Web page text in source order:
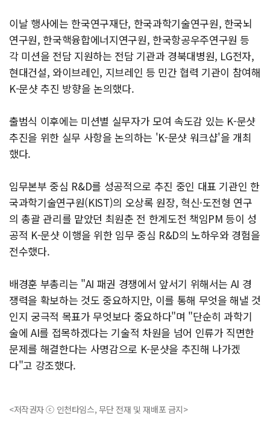
이날 행사에는 한국연구재단, 한국과학기술연구원, 한국뇌
연구원, 한국핵융합에너지연구원, 한국항공우주연구원 등
각 미션을 전담 지원하는 전담 기관과 경북대병원, LG전자,
현대건설, 와이브레인, 지브레인 등 민간 협력 기관이 참여해
K-문샷 추진 방향을 논의했다.
출범식 이후에는 미션별 실무자가 모여 속도감 있는 K-문샷
추진을 위한 실무 사항을 논의하는 'K-문샷 워크샵'을 개최
했다.
임무본부 중심 R&D를 성공적으로 추진 중인 대표 기관인 한
국과학기술연구원(KIST)의 오상록 원장, 혁신·도전형 연구
의 총괄 관리를 맡았던 최원춘 전 한계도전 책임PM 등이 성
공적 K-문샷 이행을 위한 임무 중심 R&D의 노하우와 경험을
전수했다.
배경훈 부총리는 "AI 패권 경쟁에서 앞서기 위해서는 AI 경
쟁력을 확보하는 것도 중요하지만, 이를 통해 무엇을 해낼 것
인지 궁극적 목표가 무엇보다 중요하다"며 "단순히 과학기
술에 AI를 접목하겠다는 기술적 차원을 넘어 인류가 직면한
문제를 해결한다는 사명감으로 K-문샷을 추진해 나가겠
다"고 강조했다.
<저작권자 ⓒ 인천타임스, 무단 전재 및 재배포 금지>